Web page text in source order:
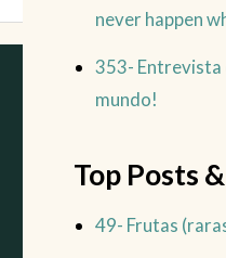
never happen
353- Entrevista
mundo!
Top Posts
49- Frutas